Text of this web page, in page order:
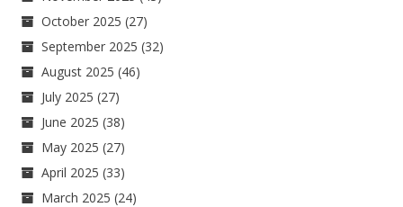
October 2025 (27)
September 2025 (32)
August 2025 (46)
July 2025 (27)
June 2025 (38)
May 2025 (27)
April 2025 (33)
March 2025 (24)